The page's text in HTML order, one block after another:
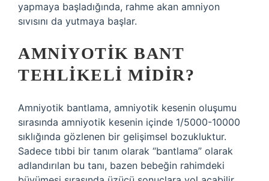
yapmaya başladığında, rahme akan amniyon
sıvısını da yutmaya başlar.
AMNIYOTIK BANT
TEHLIKELI MIDIR?
Amniyotik bantlama, amniyotik kesenin oluşumu
sırasında amniyotik kesenin içinde 1/5000-10000
sıklığında gözlenen bir gelişimsel bozukluktur.
Sadece tıbbi bir tanım olarak “bantlama” olarak
adlandırılan bu tanı, bazen bebeğin rahimdeki